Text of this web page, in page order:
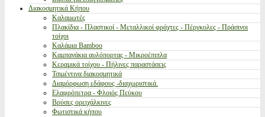
Διακοσμητικά Κήπου
Καλαμωτές
Πλακίδια - Πλαστικοί - Μεταλλικοί φράχτες - Πέργκολες - Πράσινοι
τοίχοι
Καλάμια Bamboo
Καμπανάκια αυλόπορτας - Μικροέπιπλα
Κεραμικά τοίχου - Πήλινες παραστάσεις
Τσιμέντινα διακοσμητικά
Διαμόρφωση εδάφους -διαχωριστικά.
Ελαφρόπετρα - Φλοιός Πεύκου
Βρύσες ορειχάλκινες
Φωτιστικά κήπου